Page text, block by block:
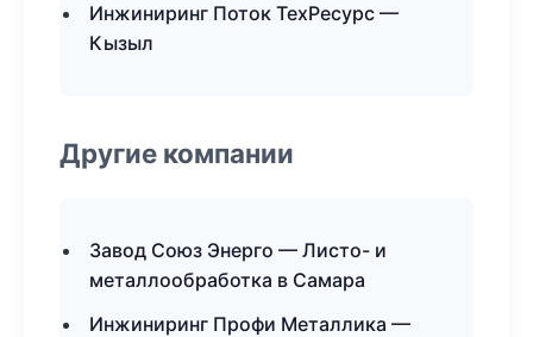
Инжиниринг Поток ТехРесурс —
Кызыл
Другие компании
Завод Союз Энерго — Листо- и
металлообработка в Самара
Инжиниринг Профи Металлика —